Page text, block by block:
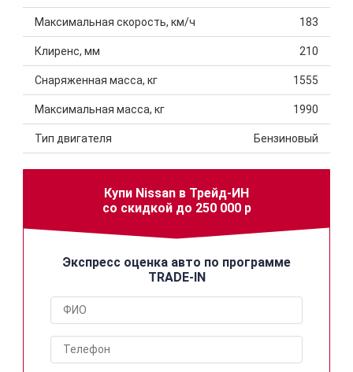
Максимальная скорость, км/ч 183
Клиренс, мм 210
Снаряженная масса, кг 1555
Максимальная масса, кг 1990
Тип двигателя Бензиновый
Купи Nissan в Трейд-ИН
со скидкой до 250 000 р
Экспресс оценка авто по программе
TRADE-IN